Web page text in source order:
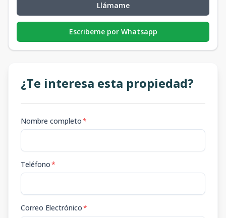
Llámame
Escribeme por Whatsapp
¿Te interesa esta propiedad?
Nombre completo*
Teléfono*
Correo Electrónico*